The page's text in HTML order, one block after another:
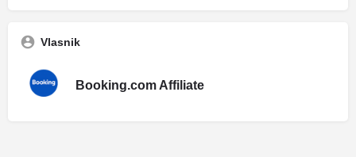
Vlasnik
Booking.com Affiliate